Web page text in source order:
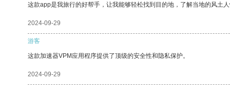
这款app是我旅行的好帮手，让我能够轻松找到目的地，了解当地的风土
2024-09-29
游客
这款加速器VPM应用程序提供了顶级的安全性和隐私保护。
2024-09-29